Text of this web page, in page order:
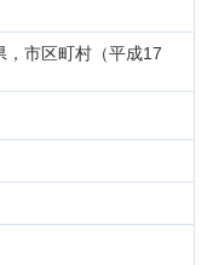
，市区町村（平成17